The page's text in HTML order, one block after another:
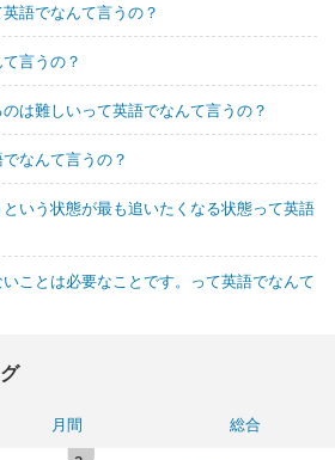
語でなんて言うの？
言うの？
は難しいって英語でなんて言うの？
なんて言うの？
いう状態が最も追いたくなる状態って英語
ことは必要なことです。って英語でなんて
月間
総合